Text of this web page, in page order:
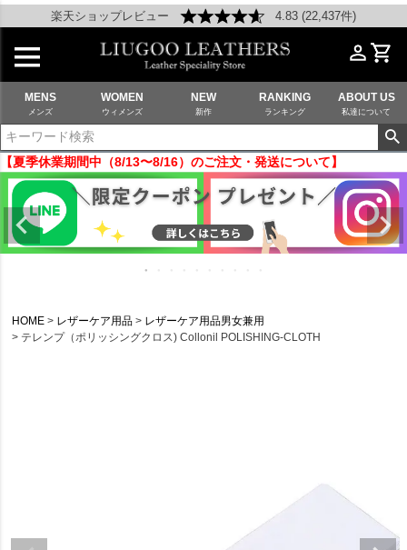
楽天ショップレビュー 4.83 (22,437件)
MENS
メンズ
WOMEN
ウィメンズ
NEW
新作
RANKING
ランキング
ABOUT US
私達について
【夏季休業期間中（8/13〜8/16）のご注文・発送について】
HOME レザーケア用品
レザーケア用品男女兼用
テレンプ（ポリッシングクロス) Collonil POLISHING-CLOTH